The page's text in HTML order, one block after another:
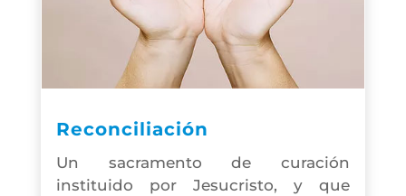
Reconciliación
Un sacramento de curación
instituido por Jesucristo, y que